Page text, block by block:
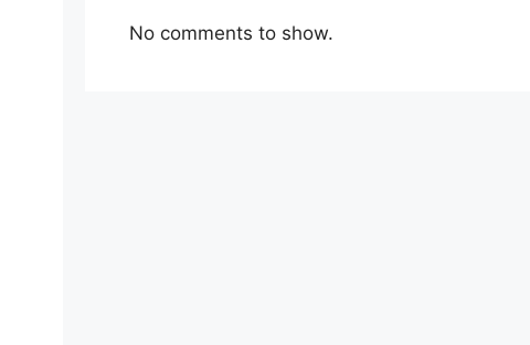
No comments to show.